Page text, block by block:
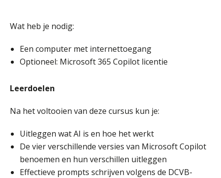
Wat heb je nodig:
Een computer met internettoegang
Optioneel: Microsoft 365 Copilot licentie
Leerdoelen
Na het voltooien van deze cursus kun je:
Uitleggen wat AI is en hoe het werkt
De vier verschillende versies van Microsoft Copilot
benoemen en hun verschillen uitleggen
Effectieve prompts schrijven volgens de DCVB-